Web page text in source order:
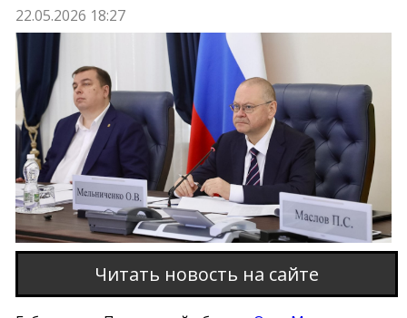
22.05.2026 18:27
Читать новость на сайте